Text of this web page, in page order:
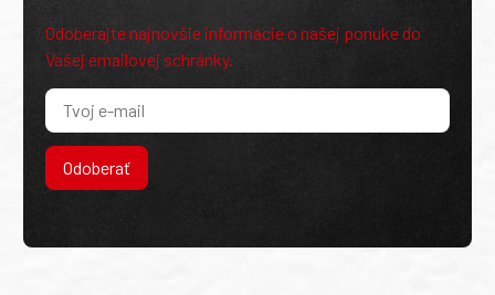
Odoberajte najnovšie informácie o našej ponuke do
Vašej emailovej schránky.
Odoberať